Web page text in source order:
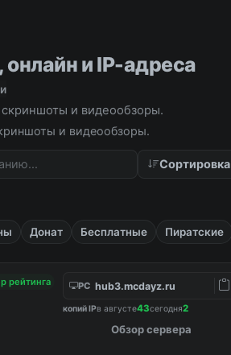
и IP-адреса
скриншоты и видеообзоры.
и видеообзоры.
Сортировка
Донат Бесплатные Пиратские
рейтинга PC hub3.mcdayz.ru
копий IPв августе43сегодня2
Обзор сервера